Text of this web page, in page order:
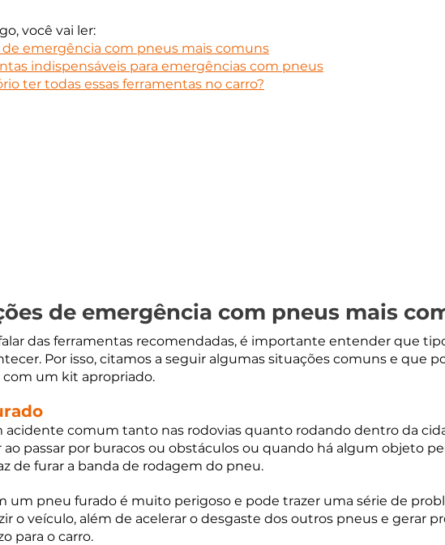
você vai ler:
de emergência com pneus mais comuns
indispensáveis para emergências com pneus
ter todas essas ferramentas no carro?
de emergência com pneus mais
das ferramentas recomendadas, é importante entender que
Por isso, citamos a seguir algumas situações comuns e que
com um kit apropriado.
acidente comum tanto nas rodovias quanto rodando dentro da
ao passar por buracos ou obstáculos ou quando há algum objeto
de furar a banda de rodagem do pneu.
um pneu furado é muito perigoso e pode trazer uma série de
o veículo, além de acelerar o desgaste dos outros pneus e gerar
para o carro.